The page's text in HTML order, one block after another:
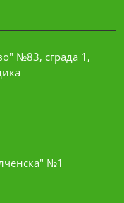
№83, сграда 1,
№1